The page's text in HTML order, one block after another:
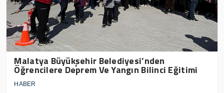
Malatya Büyükşehir Belediyesi’nden
Öğrencilere Deprem Ve Yangın Bilinci Eğitimi
HABER